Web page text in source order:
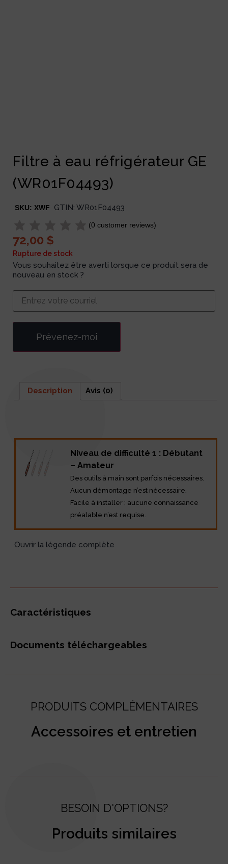
Filtre à eau réfrigérateur GE
(WR01F04493)
SKU: XWF GTIN: WR01F04493
(0 customer reviews)
72,00 $
Rupture de stock
Vous souhaitez être averti lorsque ce produit sera de
nouveau en stock ?
Prévenez-moi
Description Avis (0)
Niveau de difficulté 1 : Débutant
– Amateur
Des outils à main sont parfois nécessaires.
Aucun démontage n’est nécessaire.
Facile à installer ; aucune connaissance
préalable n’est requise.
Ouvrir la légende complète
Caractéristiques
Documents téléchargeables
PRODUITS COMPLÉMENTAIRES
Accessoires et entretien
BESOIN D'OPTIONS?
Produits similaires